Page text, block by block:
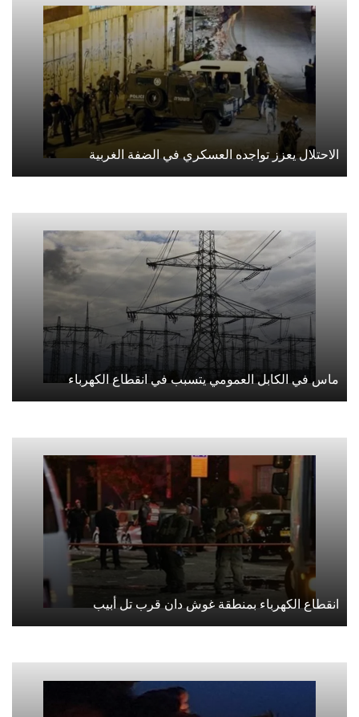
الاحتلال يعزز تواجده العسكري في الضفة الغربية
ماس في الكابل العمومي يتسبب في انقطاع الكهرباء
انقطاع الكهرباء بمنطقة غوش دان قرب تل أبيب